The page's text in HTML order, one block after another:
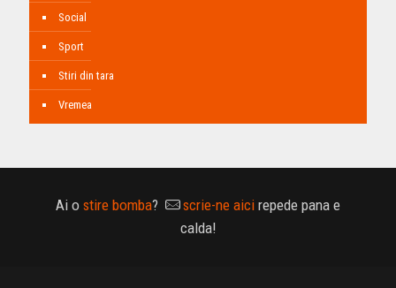
Social
Sport
Stiri din tara
Vremea
Ai o stire bomba? scrie-ne aici repede pana e
calda!